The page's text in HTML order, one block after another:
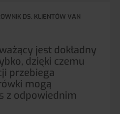
DS. KLIENTÓW VAN
jest dokładny
dzięki czemu
przebiega
mogą
z odpowiednim